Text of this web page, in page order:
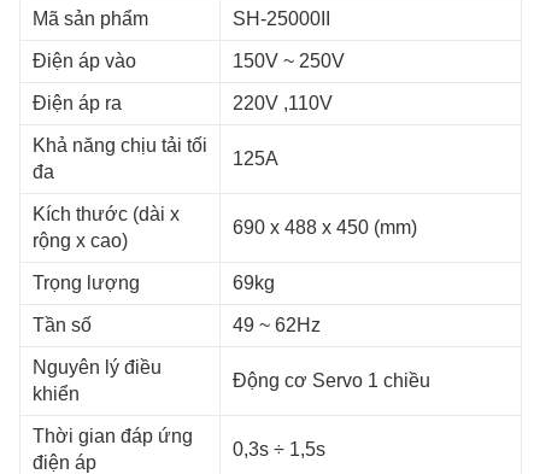
Mã sản phẩm SH-25000II
Điện áp vào 150V ~ 250V
Điện áp ra 220V ,110V
Khả năng chịu tải tối
đa
125A
Kích thước (dài x
rộng x cao)
690 x 488 x 450 (mm)
Trọng lượng 69kg
Tần số 49 ~ 62Hz
Nguyên lý điều
khiển
Động cơ Servo 1 chiều
Thời gian đáp ứng
điện áp
0,3s ÷ 1,5s